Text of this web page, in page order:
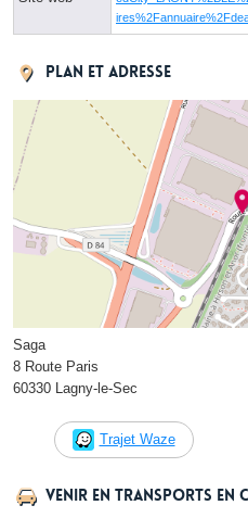
Plan et adresse
Saga
8 Route Paris
60330 Lagny-le-Sec
Trajet Waze
Venir en transports en